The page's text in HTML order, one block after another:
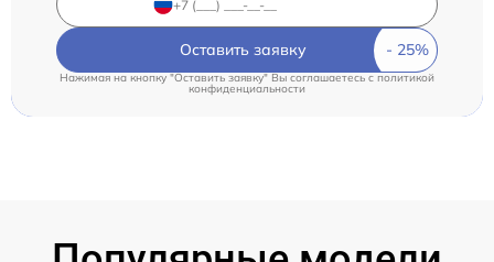
Оставить заявку
Нажимая на кнопку "Оставить заявку" Вы соглашаетесь cполитикой
конфиденциальности